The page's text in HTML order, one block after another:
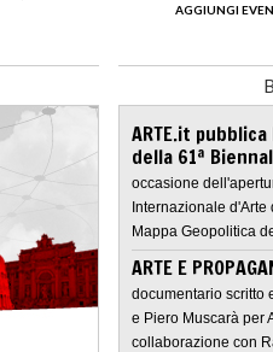
AGGIUNGI
ARTE.it
della 61ª
occasione
Internazionale d'Arte
Mappa Geopolitica
ARTE E
documentario scritto
e Piero Muscarà per
collaborazione con